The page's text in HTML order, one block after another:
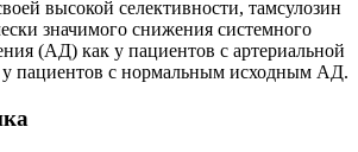
высокой селективности, тамсулозин
значимого снижения системного
(АД) как у пациентов с артериальной
у пациентов с нормальным исходным АД.